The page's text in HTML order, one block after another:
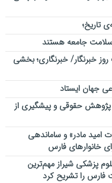
تاریخ؛
سلامت جامعه هستند
خبرنگار/ خبرنگاری؛ بخشی
جهان ایستاد
پژوهش حقوقی و پیشگیری از
امید مادر» و ساماندهی
خانوارهای فارس
پزشکی شیراز مهم‌ترین
فارس را تشریح کرد